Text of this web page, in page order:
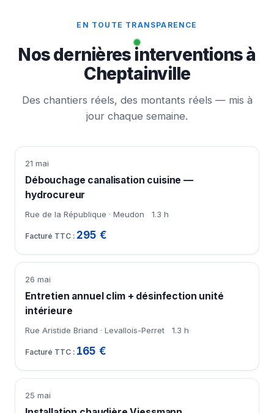
EN TOUTE TRANSPARENCE
Nos dernières interventions à
Cheptainville
Des chantiers réels, des montants réels — mis à
jour chaque semaine.
21 mai
Débouchage canalisation cuisine —
hydrocureur
Rue de la République · Meudon 1.3 h
295 €
26 mai
Entretien annuel clim + désinfection unité
intérieure
Rue Aristide Briand · Levallois-Perret 1.3 h
165 €
25 mai